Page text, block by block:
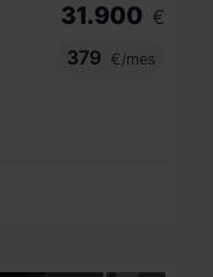
31.900 €
379
€/mes